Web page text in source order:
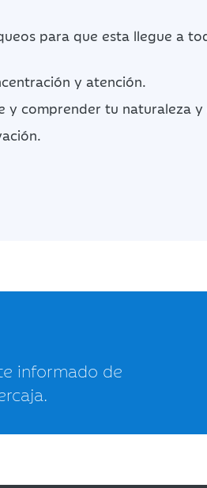
para que esta llegue a
y atención.
comprender tu naturaleza y
informado de